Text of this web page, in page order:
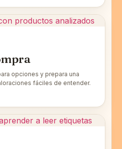
opciones y prepara una
fáciles de entender.